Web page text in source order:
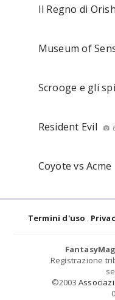
Il Regno di
Museum of
Scrooge e gli
Resident Evil
Coyote vs Acme
Termini d'uso
Registrazione
©2003